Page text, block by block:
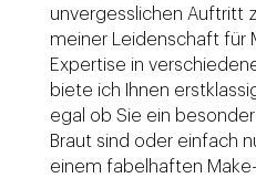
unvergesslichen Auftritt
meiner Leidenschaft für
Expertise in
biete ich Ihnen
egal ob Sie ein
Braut sind oder einfach
einem fabelhaften